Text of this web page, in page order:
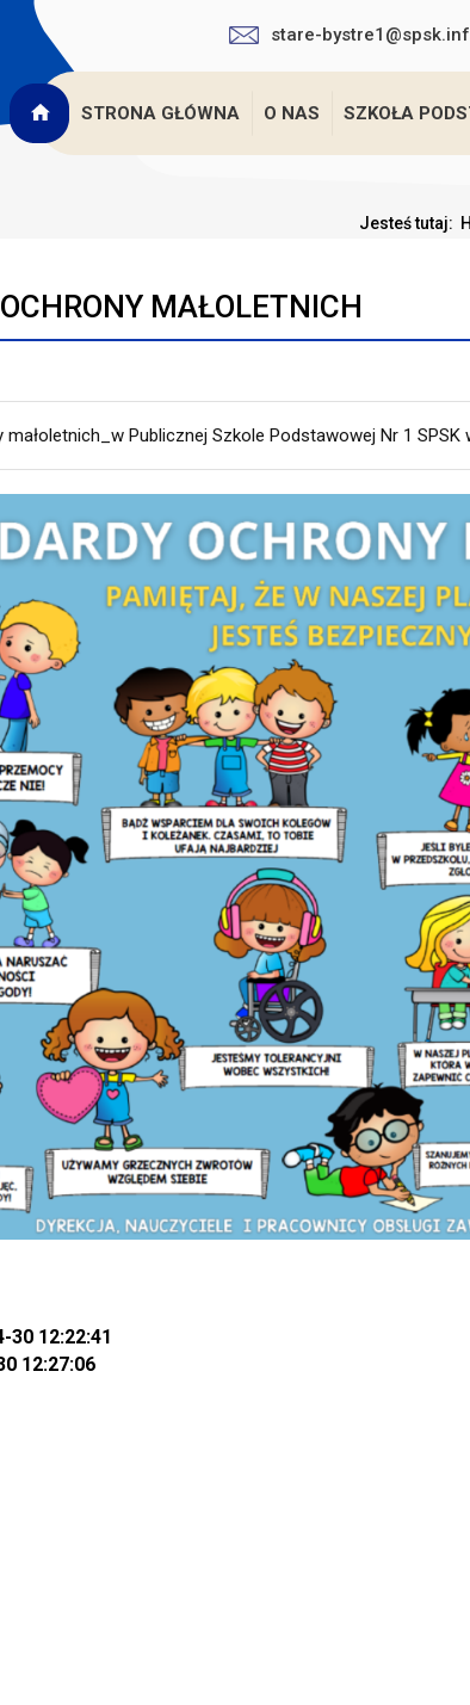
stare-
STRONA GŁÓWNA O NAS SZKOŁA
Jesteś tutaj:
MAŁOLETNICH
małoletnich_w Publicznej Szkole Podstawowej Nr 1 SPSK
30 12:22:41
12:27:06